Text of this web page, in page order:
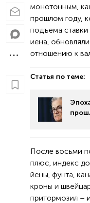
монотонным,
прошлом году,
подъема
иена,
отношению к
Статья по теме:
После восьми
плюс, индекс
йены, фунта,
кроны и
притормозил –